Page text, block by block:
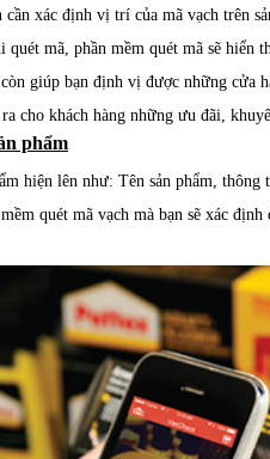
xác định vị trí của mã vạch trên
mã, phần mềm quét mã sẽ hiển
giúp bạn định vị được những cửa
cho khách hàng những ưu đãi,
phẩm
hiện lên như: Tên sản phẩm,
quét mã vạch mà bạn sẽ xác